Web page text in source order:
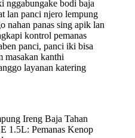
nggabungake bodi baja
lan panci njero lempung
nahan panas sing apik lan
kontrol pemanas
panci, panci iki bisa
masakan kanthi
layanan katering